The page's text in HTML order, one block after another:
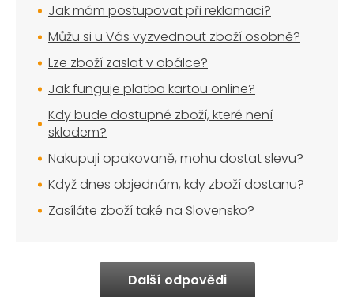
Jak mám postupovat při reklamaci?
Můžu si u Vás vyzvednout zboží osobně?
Lze zboží zaslat v obálce?
Jak funguje platba kartou online?
Kdy bude dostupné zboží, které není
skladem?
Nakupuji opakovaně, mohu dostat slevu?
Když dnes objednám, kdy zboží dostanu?
Zasíláte zboží také na Slovensko?
Další odpovědi